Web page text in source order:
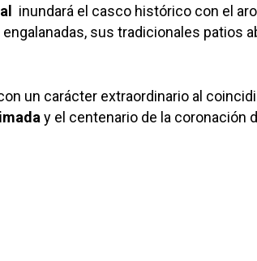
inundará el casco histórico con el
sus tradicionales patios
un carácter extraordinario al
y el centenario de la coronación